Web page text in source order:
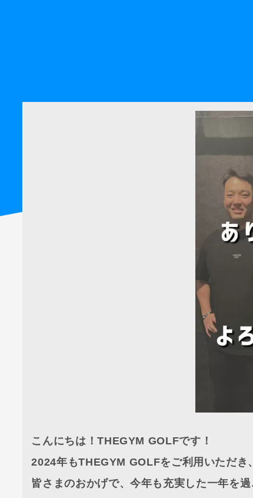
こんにちは！THEGYM GOLFです！
2024年もTHEGYM GOLFをご利用いただき
皆さまのおかげで、今年も充実した一年を